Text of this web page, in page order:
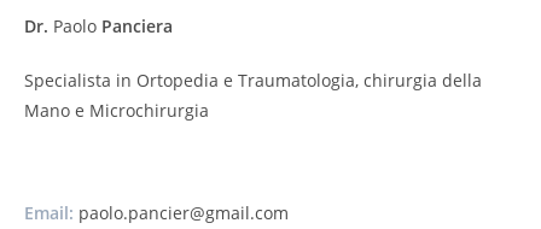
Dr. Paolo Panciera
Specialista in Ortopedia e Traumatologia, chirurgia della
Mano e Microchirurgia
Email: paolo.pancier@gmail.com